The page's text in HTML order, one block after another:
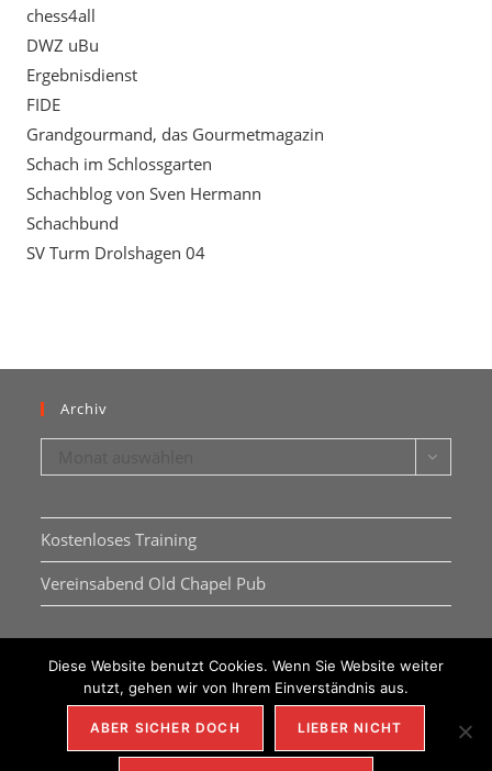
chess4all
DWZ uBu
Ergebnisdienst
FIDE
Grandgourmand, das Gourmetmagazin
Schach im Schlossgarten
Schachblog von Sven Hermann
Schachbund
SV Turm Drolshagen 04
Archiv
Kostenloses Training
Vereinsabend Old Chapel Pub
IMPRESSUM DSGVO KONTAKT REDAKTION
Diese Website benutzt Cookies. Wenn Sie Website weiter
nutzt, gehen wir von Ihrem Einverständnis aus.
ABER SICHER DOCH LIEBER NICHT